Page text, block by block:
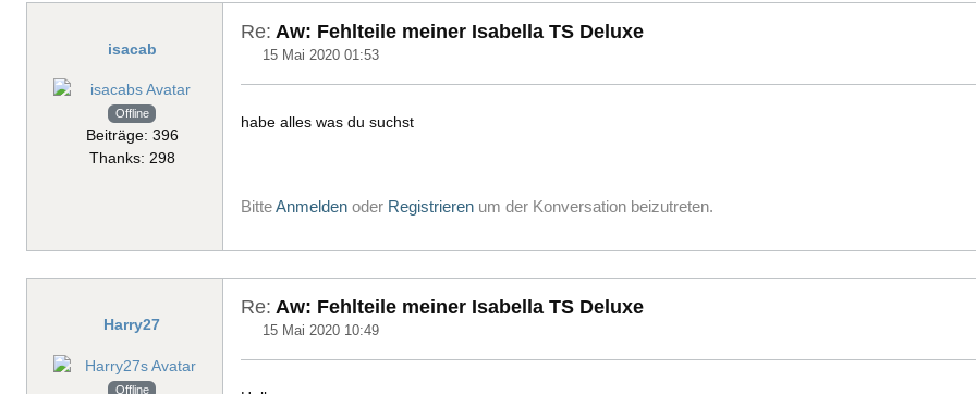
isacab
Offline
Beiträge: 396
Thanks: 298
Re: Aw: Fehlteile meiner Isabella TS Deluxe
15 Mai 2020 01:53
habe alles was du suchst
BitteAnmelden oder Registrieren um der Konversation beizutreten.
Harry27
Offline
Re: Aw: Fehlteile meiner Isabella TS Deluxe
15 Mai 2020 10:49